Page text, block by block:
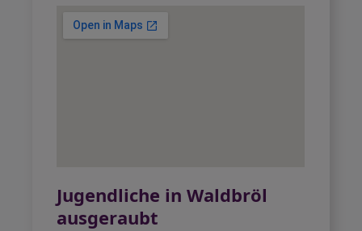
Jugendliche in Waldbröl
ausgeraubt